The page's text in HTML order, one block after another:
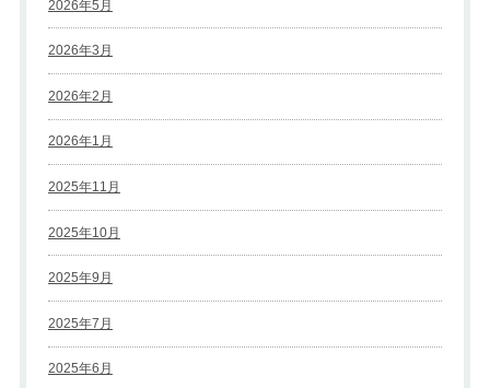
2026年5月
2026年3月
2026年2月
2026年1月
2025年11月
2025年10月
2025年9月
2025年7月
2025年6月